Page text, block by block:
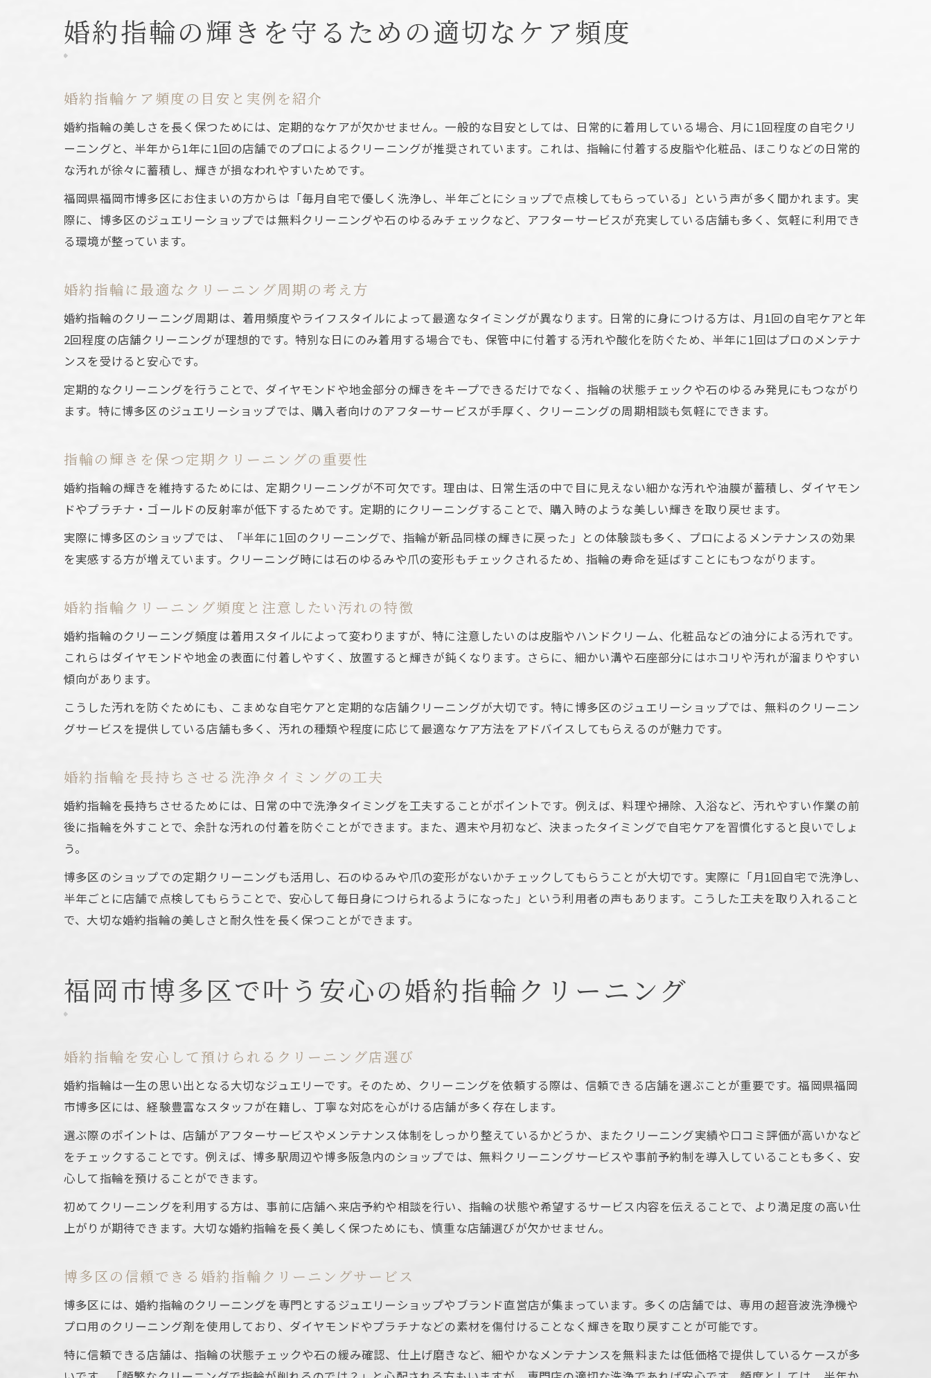
福岡市博多区で叶う安心の婚約指輪クリーニング
婚約指輪を安心して預けられるクリーニング店選び
婚約指輪を博多で綺麗に保つ店舗型サービスの魅力
婚約指輪はどれくらいの頻度で洗浄すべき？
婚約指輪洗浄タイミングの判断基準を知ろう
婚約指輪クリーニング頻度の目安と体験談
美しさを長持ちさせる自宅ケアのポイント
婚約指輪を自宅で手軽にケアするコツ
婚約指輪の美しさを保つ日々のケアポイント
婚約指輪のメンテナンスを自宅で始める方法
日常使いの婚約指輪に適したクリーニング法
婚約指輪の汚れを落とす日常クリーニング術
婚約指輪はどの洗浄方法が適している？
頻繁な婚約指輪の洗浄で気をつけたい点
こんな時はプロに！クリーニングの目安と理由
婚約指輪のプロクリーニングが必要な理由
婚約指輪のクリーニングの目安と判断ポイント
婚約指輪の輝きを守るための適切なケア頻度
婚約指輪ケア頻度の目安と実例を紹介
婚約指輪の美しさを長く保つためには、定期的なケアが欠かせません。一般的な目安としては、日常的に着用している場合、月に1回程度の自宅クリ
ーニングと、半年から1年に1回の店舗でのプロによるクリーニングが推奨されています。これは、指輪に付着する皮脂や化粧品、ほこりなどの日常的
な汚れが徐々に蓄積し、輝きが損なわれやすいためです。
福岡県福岡市博多区にお住まいの方からは「毎月自宅で優しく洗浄し、半年ごとにショップで点検してもらっている」という声が多く聞かれます。実
際に、博多区のジュエリーショップでは無料クリーニングや石のゆるみチェックなど、アフターサービスが充実している店舗も多く、気軽に利用でき
る環境が整っています。
婚約指輪に最適なクリーニング周期の考え方
婚約指輪のクリーニング周期は、着用頻度やライフスタイルによって最適なタイミングが異なります。日常的に身につける方は、月1回の自宅ケアと年
2回程度の店舗クリーニングが理想的です。特別な日にのみ着用する場合でも、保管中に付着する汚れや酸化を防ぐため、半年に1回はプロのメンテナ
ンスを受けると安心です。
定期的なクリーニングを行うことで、ダイヤモンドや地金部分の輝きをキープできるだけでなく、指輪の状態チェックや石のゆるみ発見にもつながり
ます。特に博多区のジュエリーショップでは、購入者向けのアフターサービスが手厚く、クリーニングの周期相談も気軽にできます。
指輪の輝きを保つ定期クリーニングの重要性
婚約指輪の輝きを維持するためには、定期クリーニングが不可欠です。理由は、日常生活の中で目に見えない細かな汚れや油膜が蓄積し、ダイヤモン
ドやプラチナ・ゴールドの反射率が低下するためです。定期的にクリーニングすることで、購入時のような美しい輝きを取り戻せます。
実際に博多区のショップでは、「半年に1回のクリーニングで、指輪が新品同様の輝きに戻った」との体験談も多く、プロによるメンテナンスの効果
を実感する方が増えています。クリーニング時には石のゆるみや爪の変形もチェックされるため、指輪の寿命を延ばすことにもつながります。
婚約指輪クリーニング頻度と注意したい汚れの特徴
婚約指輪のクリーニング頻度は着用スタイルによって変わりますが、特に注意したいのは皮脂やハンドクリーム、化粧品などの油分による汚れです。
これらはダイヤモンドや地金の表面に付着しやすく、放置すると輝きが鈍くなります。さらに、細かい溝や石座部分にはホコリや汚れが溜まりやすい
傾向があります。
こうした汚れを防ぐためにも、こまめな自宅ケアと定期的な店舗クリーニングが大切です。特に博多区のジュエリーショップでは、無料のクリーニン
グサービスを提供している店舗も多く、汚れの種類や程度に応じて最適なケア方法をアドバイスしてもらえるのが魅力です。
婚約指輪を長持ちさせる洗浄タイミングの工夫
婚約指輪を長持ちさせるためには、日常の中で洗浄タイミングを工夫することがポイントです。例えば、料理や掃除、入浴など、汚れやすい作業の前
後に指輪を外すことで、余計な汚れの付着を防ぐことができます。また、週末や月初など、決まったタイミングで自宅ケアを習慣化すると良いでしょ
う。
博多区のショップでの定期クリーニングも活用し、石のゆるみや爪の変形がないかチェックしてもらうことが大切です。実際に「月1回自宅で洗浄し、
半年ごとに店舗で点検してもらうことで、安心して毎日身につけられるようになった」という利用者の声もあります。こうした工夫を取り入れること
で、大切な婚約指輪の美しさと耐久性を長く保つことができます。
福岡市博多区で叶う安心の婚約指輪クリーニング
婚約指輪を安心して預けられるクリーニング店選び
婚約指輪は一生の思い出となる大切なジュエリーです。そのため、クリーニングを依頼する際は、信頼できる店舗を選ぶことが重要です。福岡県福岡
市博多区には、経験豊富なスタッフが在籍し、丁寧な対応を心がける店舗が多く存在します。
選ぶ際のポイントは、店舗がアフターサービスやメンテナンス体制をしっかり整えているかどうか、またクリーニング実績や口コミ評価が高いかなど
をチェックすることです。例えば、博多駅周辺や博多阪急内のショップでは、無料クリーニングサービスや事前予約制を導入していることも多く、安
心して指輪を預けることができます。
初めてクリーニングを利用する方は、事前に店舗へ来店予約や相談を行い、指輪の状態や希望するサービス内容を伝えることで、より満足度の高い仕
上がりが期待できます。大切な婚約指輪を長く美しく保つためにも、慎重な店舗選びが欠かせません。
博多区の信頼できる婚約指輪クリーニングサービス
博多区には、婚約指輪のクリーニングを専門とするジュエリーショップやブランド直営店が集まっています。多くの店舗では、専用の超音波洗浄機や
プロ用のクリーニング剤を使用しており、ダイヤモンドやプラチナなどの素材を傷付けることなく輝きを取り戻すことが可能です。
特に信頼できる店舗は、指輪の状態チェックや石の緩み確認、仕上げ磨きなど、細やかなメンテナンスを無料または低価格で提供しているケースが多